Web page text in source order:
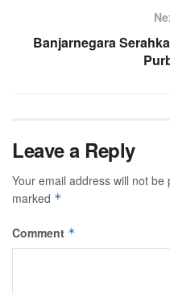
Banjarnegara
Leave a Reply
Your email address will not be
marked *
Comment *